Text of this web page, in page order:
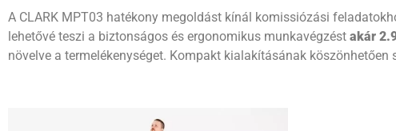
A CLARK MPT03 hatékony megoldást kínál komissiózási
lehetővé teszi a biztonságos és ergonomikus munkavégzést akár
növelve a termelékenységet. Kompakt kialakításának